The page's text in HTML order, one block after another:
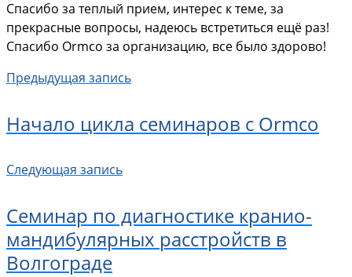
Спасибо за теплый прием, интерес к теме, за
прекрасные вопросы, надеюсь встретиться ещё раз!
Спасибо Ormco за организацию, все было здорово!
Предыдущая запись
Начало цикла семинаров с Ormco
Следующая запись
Семинар по диагностике кранио-
мандибулярных расстройств в
Волгограде